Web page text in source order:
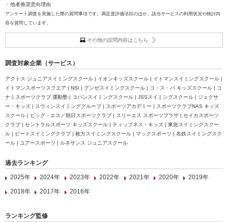
・他者推奨意向理由
アンケート調査を実施した際の質問事項です。満足度評価項目のほか、該当サービスの利用状況や検討内
容を質問しています。
その他の設問内容はこちら
調査対象企業（サービス）
アクトス ジュニアスイミングスクール | イオンキッズスクール | イトマンスイミングスクール |
イトマンスポーツスクエア | NSI | グンゼスイミングスクール | コ・ス・パ キッズスクール | コ
ナミスポーツクラブ 運動塾 | コパンスイミングスクール | JSSスイミングスクール | ジェクサ
ー・キッズ | スウィンスイミンググループ | スポーツアカデミー | スポーツクラブNAS キッズ
スクール | ビッグ・エス／朝日スポーツクラブ | スリーエス スポーツプラザ | セイカスポーツ
クラブ | セントラルスポーツ キッズスクール | ティップネス・キッズ | 東急スイミングスクー
ル | ビートスイミングクラブ | 枚方スイミングスクール | マックスポーツ | 名鉄スイミングスク
ール | ユアースポーツ | ルネサンス ジュニアスクール
過去ランキング
2025年
2024年 2023年 2022年 2021年 2020年
2019年
2018年
2017年 2016年
ランキング監修